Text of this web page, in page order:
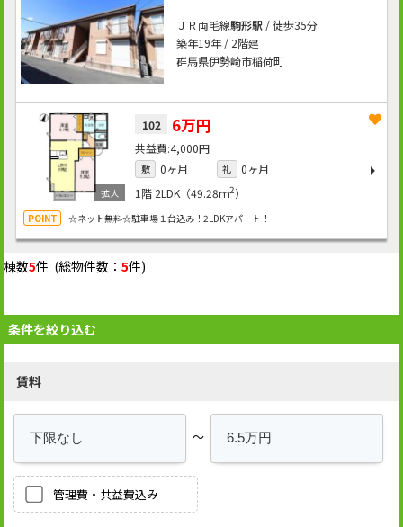
ＪＲ両毛線駒形駅/ 徒歩35分
築年19年 / 2階建
群馬県伊勢崎市稲荷町
102 6万円
4,000円
敷 0ヶ月 礼
0ヶ月
1階 2LDK（49.28ｍ2）
☆ネット無料☆駐車場１台込み！2LDKアパート！
棟数5件 (総物件数：5件)
条件を絞り込む
賃料
～
管理費・共益費込み